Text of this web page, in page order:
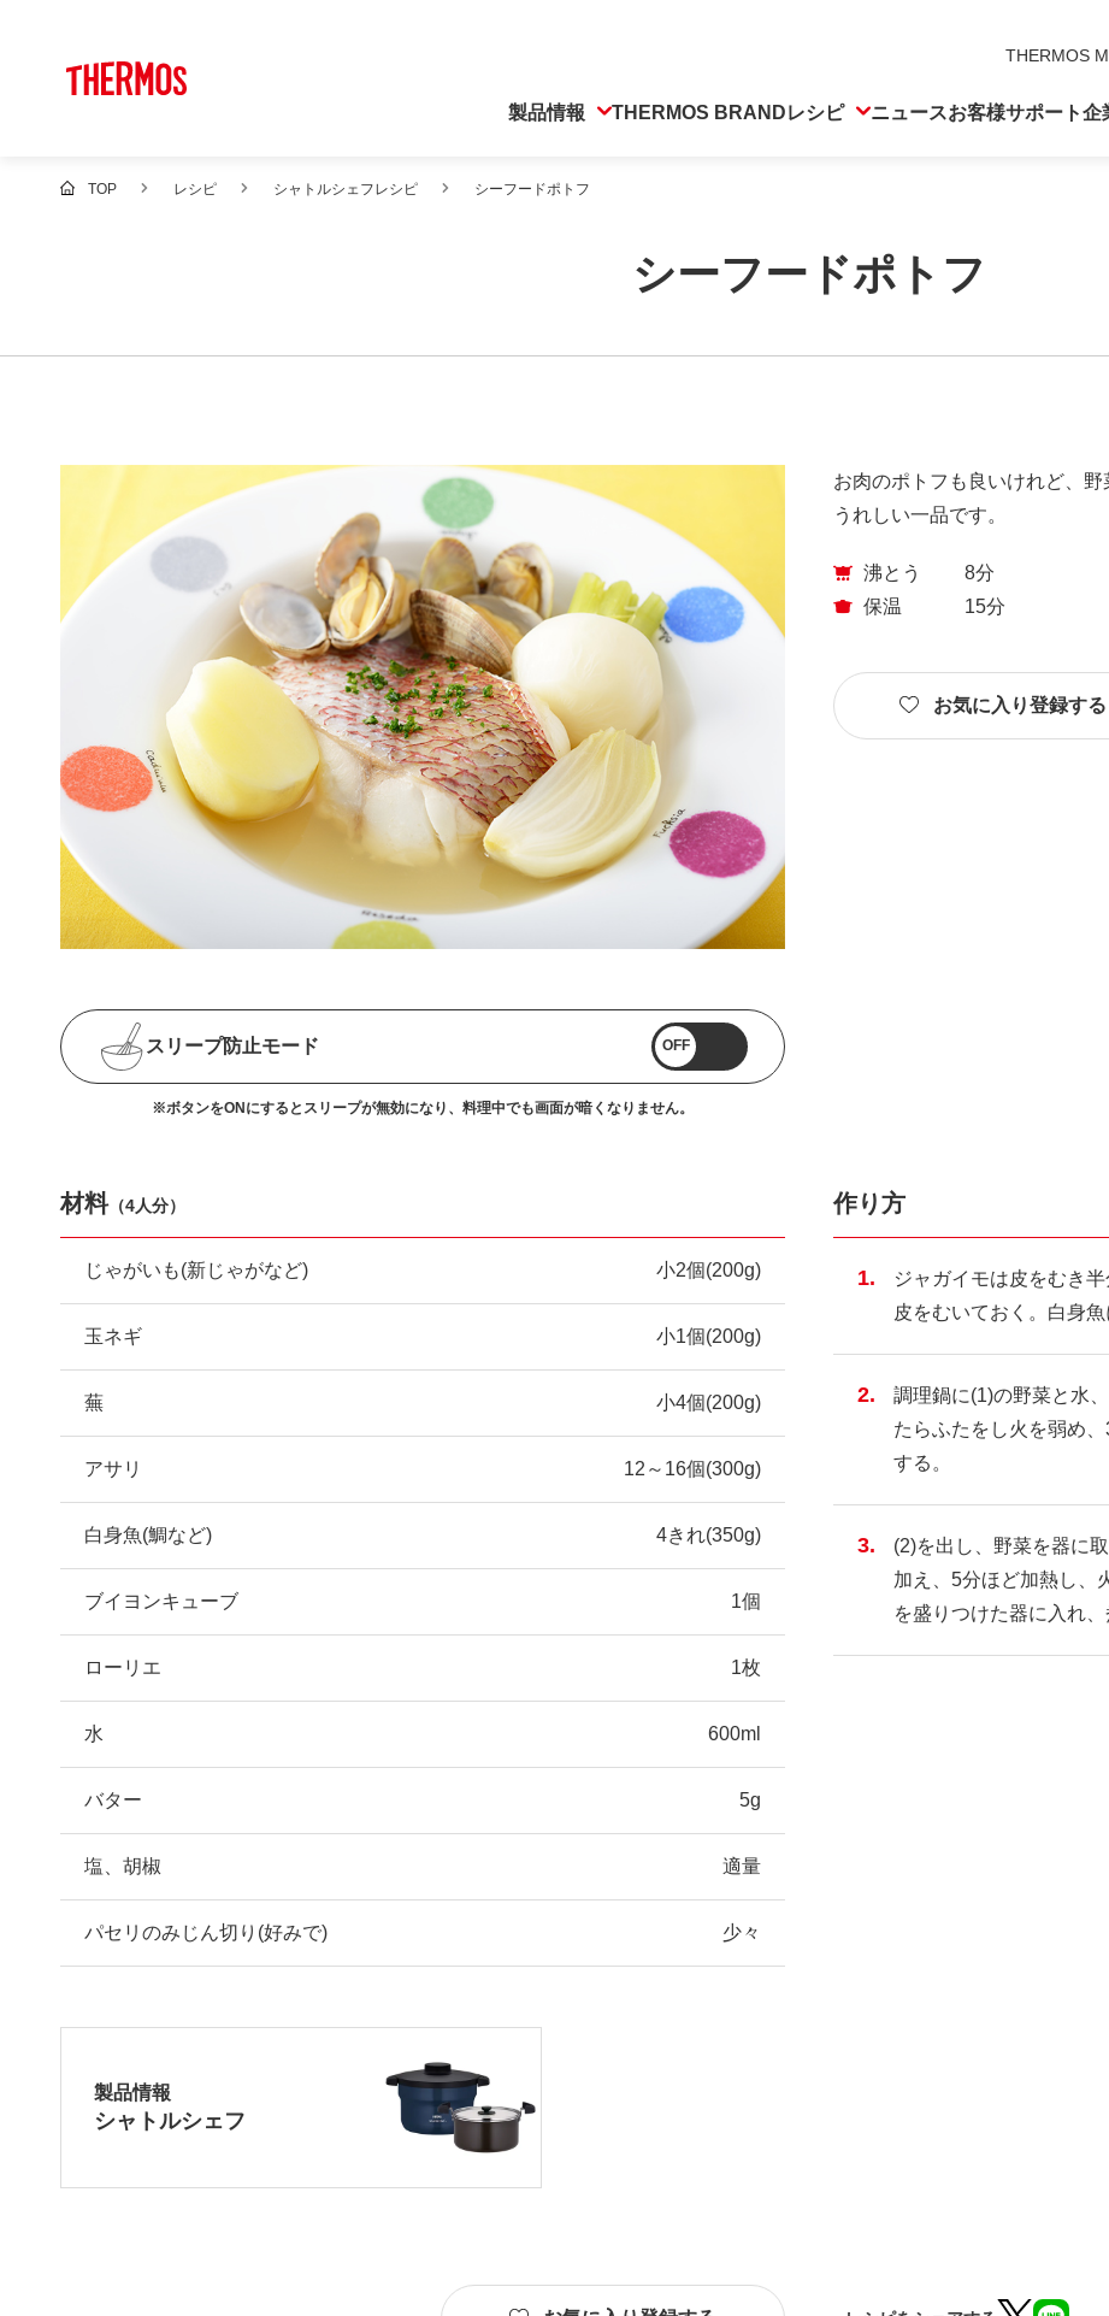
THERMOS
製品情報 THERMOS BRANDレシピ ニュースお客様サポート企
TOP レシピ シャトルシェフレシピ シーフードポトフ
シーフードポトフ
お肉のポトフも良いけれど、
うれしい一品です。
沸とう
8分
保温
15分
お気に入り登録する
スリープ防止モード OFF
※ボタンをONにするとスリープが無効になり、 料理中でも画面が暗くなりません。
材料（4人分）
じゃがいも(新じゃがなど) 小2個(200g)
玉ネギ 小1個(200g)
蕪 小4個(200g)
アサリ 12～16個(300g)
白身魚(鯛など) 4きれ(350g)
ブイヨンキューブ 1個
ローリエ 1枚
水 600ml
バター 5g
塩、胡椒 適量
パセリのみじん切り(好みで) 少々
製品情報
シャトルシェフ
作り方
ジャガイモは皮をむき
皮をむいておく。白身
調理鍋に(1)の野菜と水
たらふたをし火を弱め
する。
(2)を出し、野菜を器に
加え、5分ほど加熱し、
を盛りつけた器に入れ